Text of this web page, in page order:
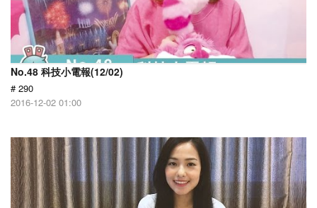
No.48 科技小電報(12/02)
# 290
2016-12-02 01:00